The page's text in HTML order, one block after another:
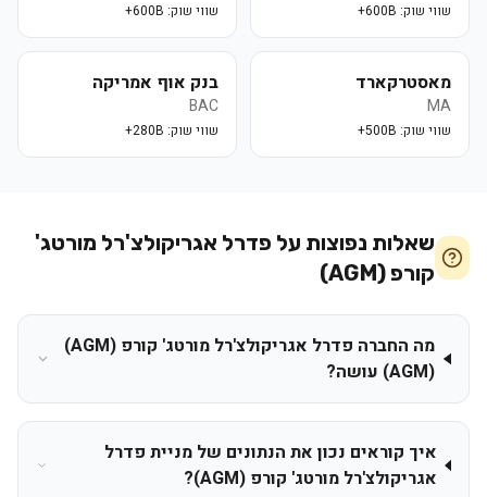
שווי שוק: 600B+ שווי שוק: 600B+
מאסטרקארד
MA
שווי שוק: 500B+
בנק אוף אמריקה
BAC
שווי שוק: 280B+
שאלות נפוצות על פדרל אגריקולצ'רל מורטג'
קורפ (AGM)
מה החברה פדרל אגריקולצ'רל מורטג' קורפ (AGM)
(AGM) עושה?
איך קוראים נכון את הנתונים של מניית פדרל
אגריקולצ'רל מורטג' קורפ (AGM)?